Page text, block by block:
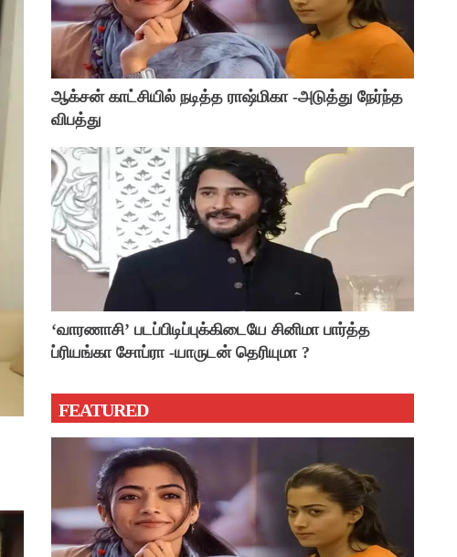
ஆக்சன் காட்சியில் நடித்த ராஷ்மிகா -அடுத்து நேர்ந்த
விபத்து
‘வாரணாசி’ படப்பிடிப்புக்கிடையே சினிமா பார்த்த
ப்ரியங்கா சோப்ரா -யாருடன் தெரியுமா ?
FEATURED